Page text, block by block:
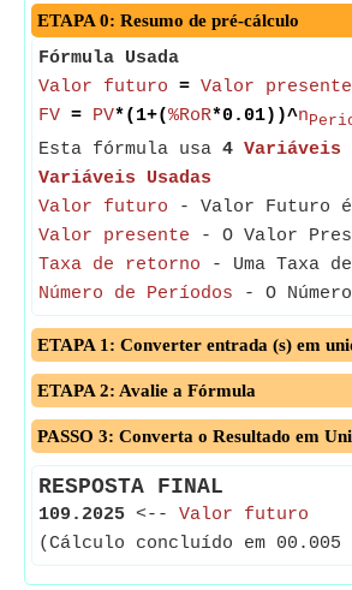
ETAPA 0: Resumo de pré-cálculo
Fórmula Usada
Valor futuro = Valor presente
FV = PV*(1+(%RoR*0.01))^n
Esta fórmula usa 4 Variáveis
Variáveis Usadas
Valor futuro - Valor Futuro
Valor presente - O Valor
Taxa de retorno - Uma Taxa
Número de Períodos - O
ETAPA 1: Converter entrada (s) em
ETAPA 2: Avalie a Fórmula
PASSO 3: Converta o Resultado em
RESPOSTA FINAL
109.2025 <-- Valor futuro
(Cálculo concluído em 00.005